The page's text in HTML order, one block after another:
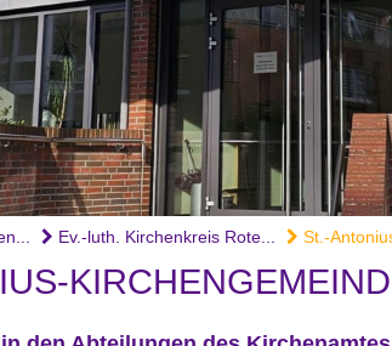
Ev.-luth. Kirchenkreis Rote... St.-